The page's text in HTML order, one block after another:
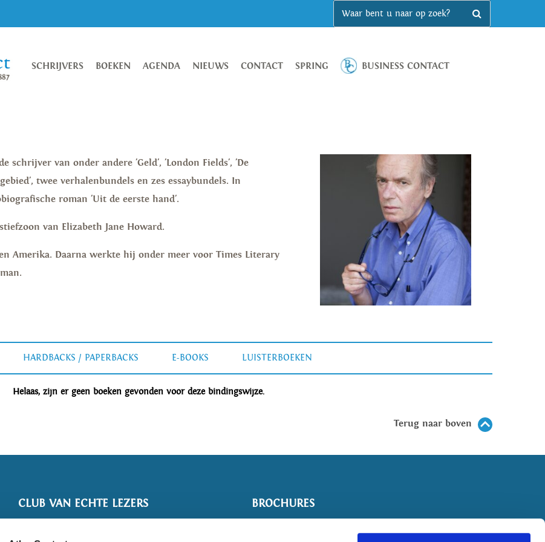
SCHRIJVERS BOEKEN AGENDA NIEUWS CONTACT SPRING BUSINESS CONTACT
schrijver van onder andere 'Geld', 'London Fields', 'De
twee verhalenbundels en zes essaybundels. In
roman 'Uit de eerste hand'.
van Elizabeth Jane Howard.
Amerika. Daarna werkte hij onder meer voor Times Literary
HARDBACKS / PAPERBACKS E-BOOKS LUISTERBOEKEN
Helaas, zijn er geen boeken gevonden voor deze bindingswijze.
Terug naar boven
CLUB VAN ECHTE LEZERS BROCHURES